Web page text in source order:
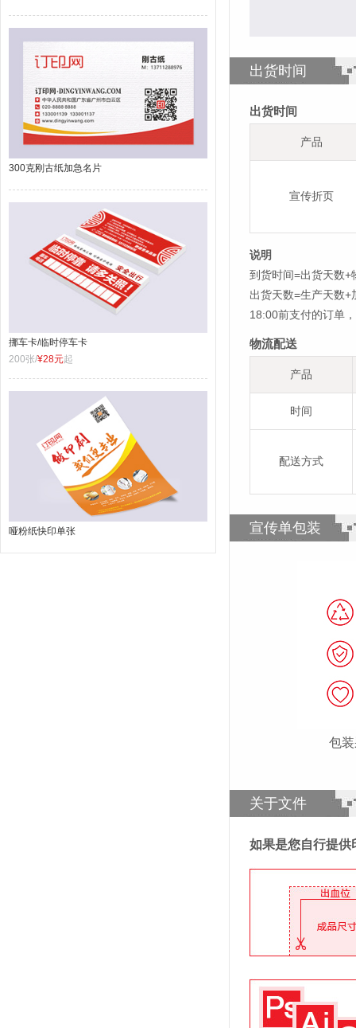
300克刚古纸加急名片
挪车卡/临时停车卡
200张/¥28元起
哑粉纸快印单张
出货时间
出货时间
产品
宣传折页
说明
到货时间=出货天数+
出货天数=生产天数
18:00前支付的订单
物流配送
产品
时间
配送方式
宣传单包装
包
关于文件
如果是您自行提供